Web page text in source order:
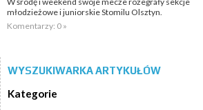
młodzieżowe i juniorskie Stomilu Olsztyn.
Komentarzy: 0 »
WYSZUKIWARKA ARTYKUŁÓW
Kategorie